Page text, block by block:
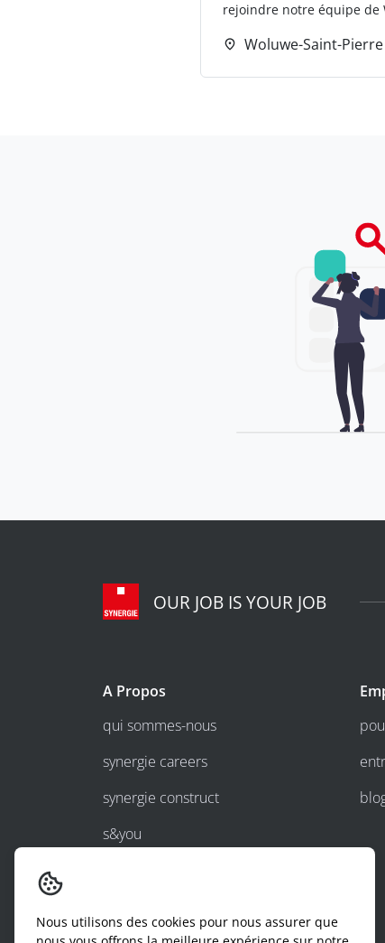
rejoindre notre équipe de
Woluwe-Saint-Pierre
OUR JOB IS YOUR JOB
A Propos
qui sommes-nous
synergie careers
synergie construct
s&you
Nous utilisons des cookies pour nous assurer que